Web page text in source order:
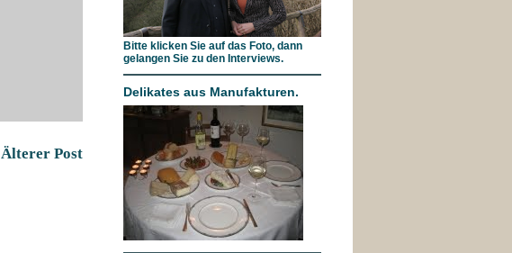
Älterer Post
Bitte klicken Sie auf das Foto, dann
gelangen Sie zu den Interviews.
Delikates aus Manufakturen.